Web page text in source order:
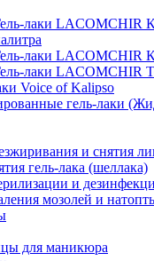
лаки LACOMCHIR
лаки LACOMCHIR
лаки LACOMCHIR
Voice of Kalipso
гель-лаки
и снятия
гель-лака (шеллака)
и
мозолей и
для маникюра